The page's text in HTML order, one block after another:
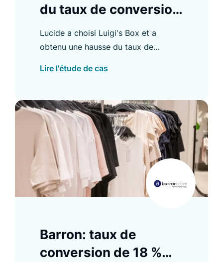
du taux de conversion
B2B de 8 %
Lucide a choisi Luigi's Box et a
obtenu une hausse du taux de
améliorations. Découvrez les détails
Lire l'étude de cas
Barron: taux de
conversion de 18 %